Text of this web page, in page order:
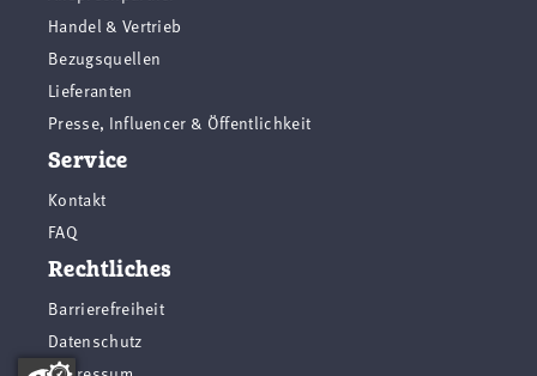
Handel & Vertrieb
Bezugsquellen
Lieferanten
Presse, Influencer & Öffentlichkeit
Service
Kontakt
FAQ
Rechtliches
Barrierefreiheit
Datenschutz